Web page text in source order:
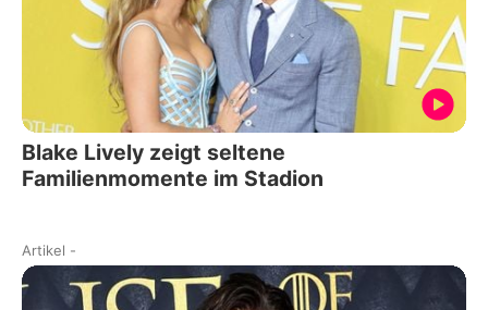
Blake Lively zeigt seltene
Familienmomente im Stadion
Artikel -